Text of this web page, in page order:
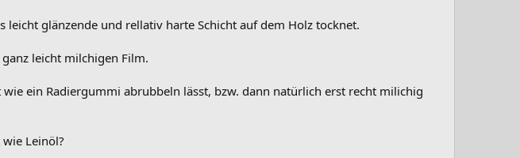
glänzende und rellativ harte Schicht auf dem Holz tocknet.
leicht milchigen Film.
ein Radiergummi abrubbeln lässt, bzw. dann natürlich erst recht milichig
Leinöl?